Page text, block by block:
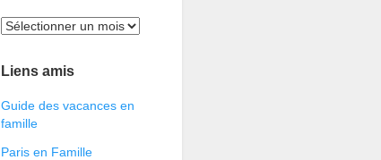
Liens amis
Guide des vacances en
famille
Paris en Famille